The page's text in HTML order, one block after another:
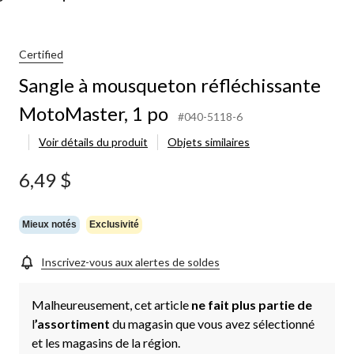
Certified
Sangle à mousqueton réfléchissante
MotoMaster, 1 po
#040-5118-6
Voir détails du produit
Objets similaires
6,49 $
Mieux notés Exclusivité
Inscrivez-vous aux alertes de soldes
Malheureusement, cet article ne fait plus partie de
l’assortiment du magasin que vous avez sélectionné
et les magasins de la région.